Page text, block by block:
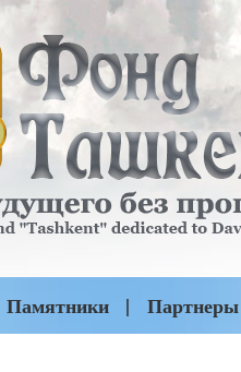
Памятники Партнеры